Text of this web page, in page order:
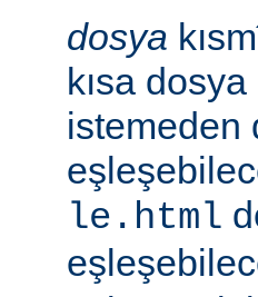
dosya
kısa
istemeden
le.html